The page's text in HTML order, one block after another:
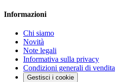
Informazioni
Chi siamo
Novità
Note legali
Informativa sulla privacy
Condizioni generali di vendita
Gestisci i cookie